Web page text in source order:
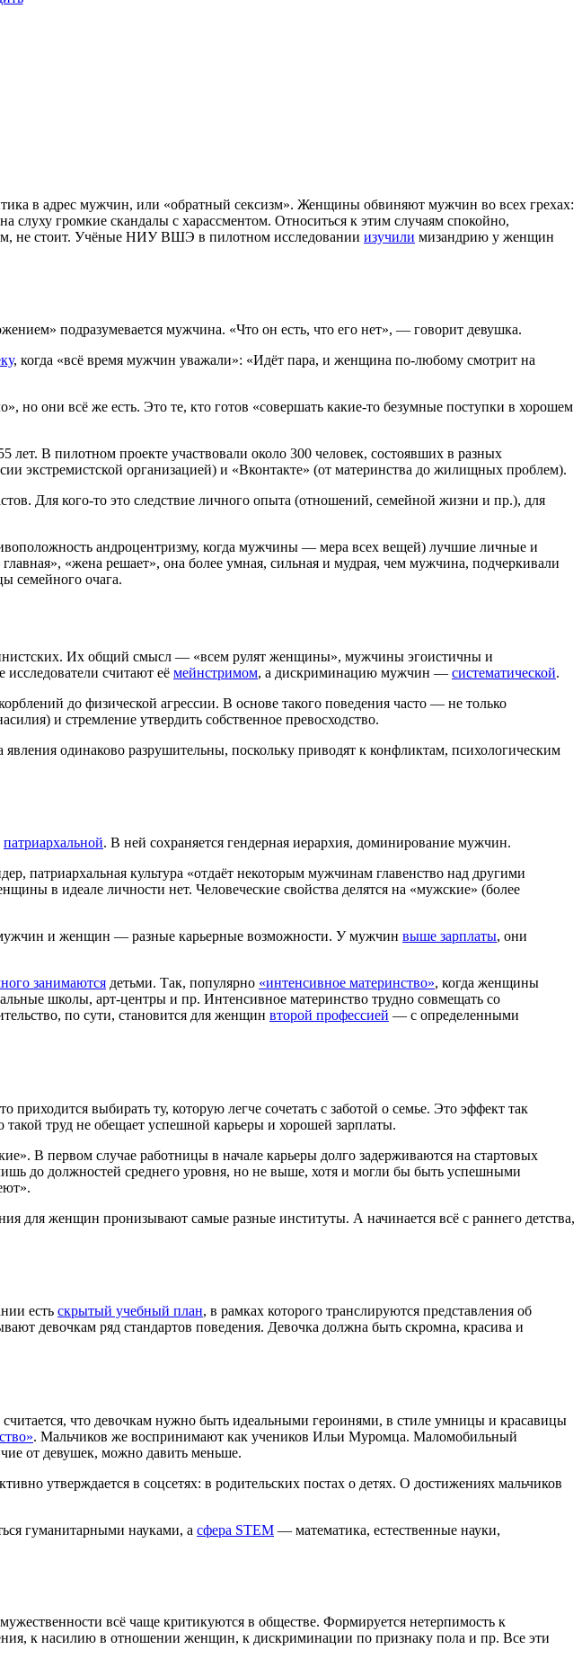
в адрес мужчин, или «обратный сексизм». Женщины обвиняют мужчин во всех грехах:
слуху громкие скандалы с харассментом. Относиться к этим случаям спокойно,
не стоит. Учёные НИУ ВШЭ в пилотном исследовании изучили мизандрию у женщин
подразумевается мужчина. «Что он есть, что его нет», — говорит девушка.
, когда «всё время мужчин уважали»: «Идёт пара, и женщина по-любому смотрит на
но они всё же есть. Это те, кто готов «совершать какие-то безумные поступки в хорошем
В пилотном проекте участвовали около 300 человек, состоявших в разных
экстремистской организацией) и «Вконтакте» (от материнства до жилищных проблем).
Для кого-то это следствие личного опыта (отношений, семейной жизни и пр.), для
андроцентризму, когда мужчины — мера всех вещей) лучшие личные и
«жена решает», она более умная, сильная и мудрая, чем мужчина, подчеркивали
семейного очага.
Их общий смысл — «всем рулят женщины», мужчины эгоистичны и
исследователи считают её мейнстримом, а дискриминацию мужчин — систематической.
до физической агрессии. В основе такого поведения часто — не только
и стремление утвердить собственное превосходство.
явления одинаково разрушительны, поскольку приводят к конфликтам, психологическим
патриархальной. В ней сохраняется гендерная иерархия, доминирование мужчин.
патриархальная культура «отдаёт некоторым мужчинам главенство над другими
в идеале личности нет. Человеческие свойства делятся на «мужские» (более
и женщин — разные карьерные возможности. У мужчин выше зарплаты, они
занимаются детьми. Так, популярно «интенсивное материнство», когда женщины
школы, арт-центры и пр. Интенсивное материнство трудно совмещать со
по сути, становится для женщин второй профессией — с определенными
выбирать ту, которую легче сочетать с заботой о семье. Это эффект так
труд не обещает успешной карьеры и хорошей зарплаты.
В первом случае работницы в начале карьеры долго задерживаются на стартовых
до должностей среднего уровня, но не выше, хотя и могли бы быть успешными
женщин пронизывают самые разные институты. А начинается всё с раннего детства,
есть скрытый учебный план, в рамках которого транслируются представления об
девочкам ряд стандартов поведения. Девочка должна быть скромна, красива и
что девочкам нужно быть идеальными героинями, в стиле умницы и красавицы
. Мальчиков же воспринимают как учеников Ильи Муромца. Маломобильный
от девушек, можно давить меньше.
утверждается в соцсетях: в родительских постах о детях. О достижениях мальчиков
гуманитарными науками, а сфера STEM — математика, естественные науки,
всё чаще критикуются в обществе. Формируется нетерпимость к
к насилию в отношении женщин, к дискриминации по признаку пола и пр. Все эти